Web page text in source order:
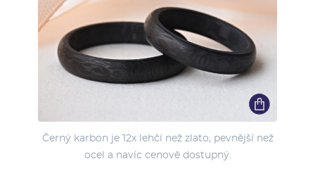
Černý karbon je 12x lehčí než zlato, pevnější než
ocel a navíc cenově dostupný.